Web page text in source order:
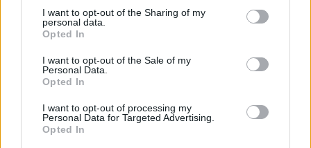
I want to opt-out of the Sharing of my
personal data.
Opted In
I want to opt-out of the Sale of my
Personal Data.
Opted In
I want to opt-out of processing my
Personal Data for Targeted Advertising.
Opted In